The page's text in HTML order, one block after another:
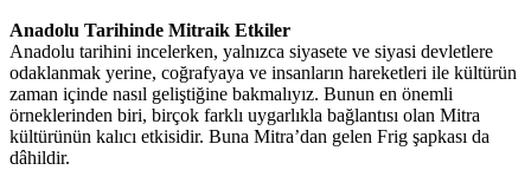
Anadolu Tarihinde Mitraik Etkiler
Anadolu tarihini incelerken, yalnızca siyasete ve siyasi devletlere
odaklanmak yerine, coğrafyaya ve insanların hareketleri ile kültürün
zaman içinde nasıl geliştiğine bakmalıyız. Bunun en önemli
örneklerinden biri, birçok farklı uygarlıkla bağlantısı olan Mitra
kültürünün kalıcı etkisidir. Buna Mitra’dan gelen Frig şapkası da
dâhildir.